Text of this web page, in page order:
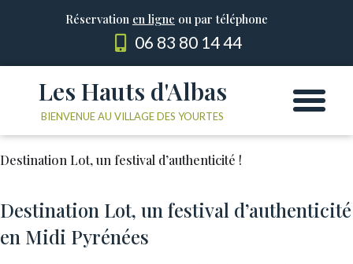
Réservation en ligne ou par téléphone
06 83 80 14 44
Les Hauts d'Albas
BIENVENUE AU VILLAGE DES YOURTES
Destination Lot, un festival d’authenticité !
Destination Lot, un festival d’authenticité
en Midi Pyrénées